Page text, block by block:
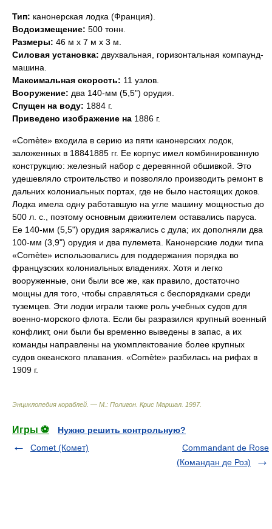
Тип: канонерская лодка (Франция).
Водоизмещение: 500 тонн.
Размеры: 46 м х 7 м х 3 м.
Силовая установка: двухвальная, горизонтальная компаунд-
машина.
Максимальная скорость: 11 узлов.
Вооружение: два 140-мм (5,5") орудия.
Спущен на воду: 1884 г.
Приведено изображение на 1886 г.
«Comète» входила в серию из пяти канонерских лодок,
заложенных в 18841885 гг. Ее корпус имел комбинированную
конструкцию: железный набор с деревянной обшивкой. Это
удешевляло строительство и позволяло производить ремонт в
дальних колониальных портах, где не было настоящих доков.
Лодка имела одну работавшую на угле машину мощностью до
500 л. с., поэтому основным движителем оставались паруса.
Ее 140-мм (5,5") орудия заряжались с дула; их дополняли два
100-мм (3,9") орудия и два пулемета. Канонерские лодки типа
«Comète» использовались для поддержания порядка во
французских колониальных владениях. Хотя и легко
вооруженные, они были все же, как правило, достаточно
мощны для того, чтобы справляться с беспорядками среди
туземцев. Эти лодки играли также роль учебных судов для
военно-морского флота. Если бы разразился крупный военный
конфликт, они были бы временно выведены в запас, а их
команды направлены на укомплектование более крупных
судов океанского плавания. «Comète» разбилась на рифах в
1909 г.
Энциклопедия кораблей. — М.: Полигон Крис Маршал 1997.
Игры ⚽
Нужно решить контрольную?
Comet (Комет)
Commandant de Rose
(Командан де Роз)